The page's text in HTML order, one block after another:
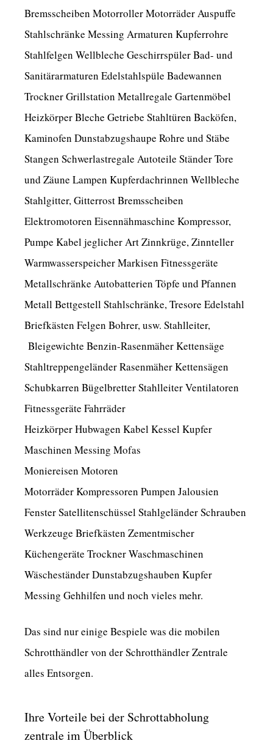
Bremsscheiben Motorroller Motorräder Auspuffe
Stahlschränke Messing Armaturen Kupferrohre
Stahlfelgen Wellbleche Geschirrspüler Bad- und
Sanitärarmaturen Edelstahlspüle Badewannen
Trockner Grillstation Metallregale Gartenmöbel
Heizkörper Bleche Getriebe Stahltüren Backöfen,
Kaminofen Dunstabzugshaupe Rohre und Stäbe
Stangen Schwerlastregale Autoteile Ständer Tore
und Zäune Lampen Kupferdachrinnen Wellbleche
Stahlgitter, Gitterrost Bremsscheiben
Elektromotoren Eisennähmaschine Kompressor,
Pumpe Kabel jeglicher Art Zinnkrüge, Zinnteller
Warmwasserspeicher Markisen Fitnessgeräte
Metallschränke Autobatterien Töpfe und Pfannen
Metall Bettgestell Stahlschränke, Tresore Edelstahl
Briefkästen Felgen Bohrer, usw. Stahlleiter,
Bleigewichte Benzin-Rasenmäher Kettensäge
Stahltreppengeländer Rasenmäher Kettensägen
Schubkarren Bügelbretter Stahlleiter Ventilatoren
Fitnessgeräte Fahrräder
Heizkörper Hubwagen Kabel Kessel Kupfer
Maschinen Messing Mofas
Moniereisen Motoren
Motorräder Kompressoren Pumpen Jalousien
Fenster Satellitenschüssel Stahlgeländer Schrauben
Werkzeuge Briefkästen Zementmischer
Küchengeräte Trockner Waschmaschinen
Wäscheständer Dunstabzugshauben Kupfer
Messing Gehhilfen und noch vieles mehr.
Das sind nur einige Bespiele was die mobilen
Schrotthändler von der Schrotthändler Zentrale
alles Entsorgen.
Ihre Vorteile bei der Schrottabholung
zentrale im Überblick